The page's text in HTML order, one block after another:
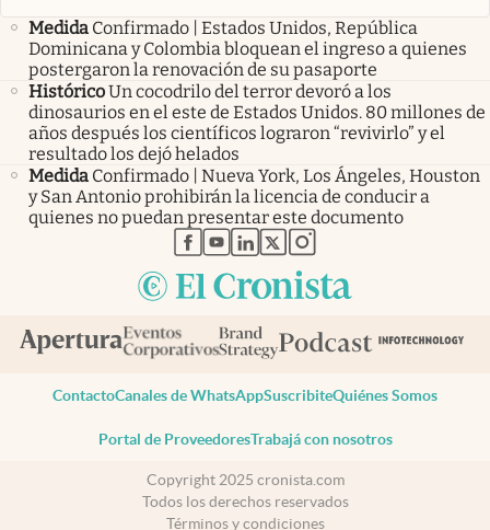
Medida Confirmado | Estados Unidos, República
Dominicana y Colombia bloquean el ingreso a quienes
postergaron la renovación de su pasaporte
HistóricoUn cocodrilo del terror devoró a los
dinosaurios en el este de Estados Unidos. 80 millones de
años después los científicos lograron “revivirlo” y el
resultado los dejó helados
Medida Confirmado | Nueva York, Los Ángeles, Houston
y San Antonio prohibirán la licencia de conducir a
quienes no puedan presentar este documento
abre en nueva pestaña
abre en nueva pestaña
abre en nueva pestaña
abre en nueva pestaña
abre en nueva pestaña
ContactoCanales de WhatsAppSuscribiteQuiénes Somos
Portal de ProveedoresTrabajá con nosotros
Copyright 2025 cronista.com
Todos los derechos reservados
Términos y condiciones